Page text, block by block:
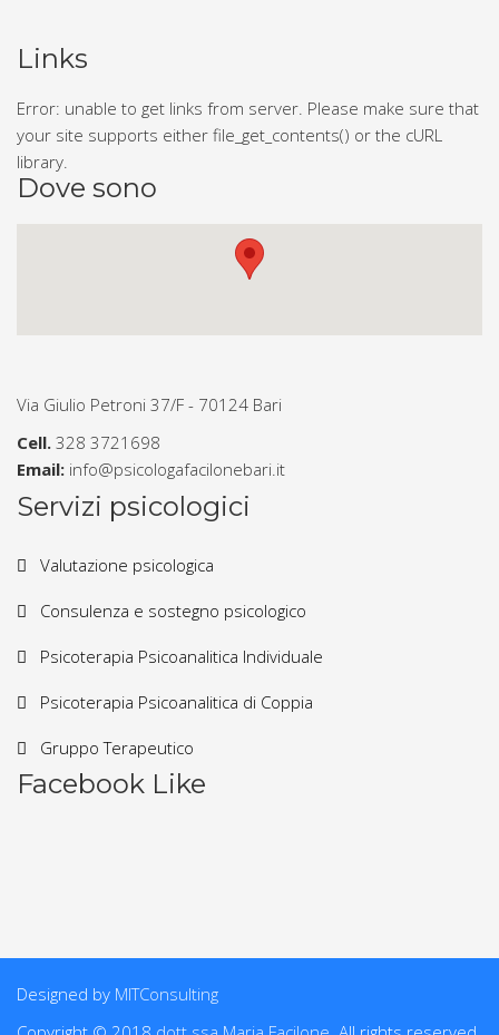
Links
Error: unable to get links from server. Please make sure that
your site supports either file_get_contents() or the cURL
library.
Dove sono
Via Giulio Petroni 37/F - 70124 Bari
Cell. 328 3721698
Email: info@psicologafacilonebari.it
Servizi psicologici
Valutazione psicologica
Consulenza e sostegno psicologico
Psicoterapia Psicoanalitica Individuale
Psicoterapia Psicoanalitica di Coppia
Gruppo Terapeutico
Facebook Like
Designed by MITConsulting